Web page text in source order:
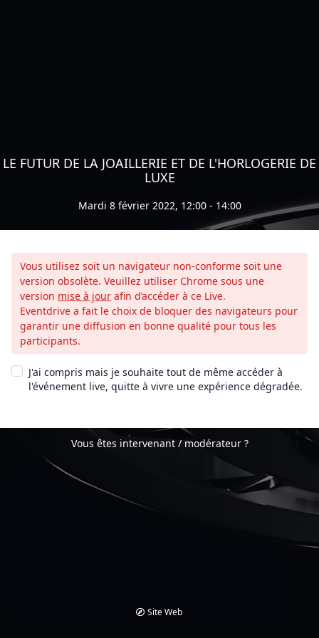
LE FUTUR DE LA JOAILLERIE ET DE L'HORLOGERIE DE
LUXE
Mardi 8 février 2022, 12:00 - 14:00
Vous utilisez soit un navigateur non-conforme soit une
version obsolète. Veuillez utiliser Chrome sous une
version mise à jour afin d’accéder à ce Live.
Eventdrive a fait le choix de bloquer des navigateurs pour
garantir une diffusion en bonne qualité pour tous les
participants.
J'ai compris mais je souhaite tout de même accéder à
l'événement live, quitte à vivre une expérience dégradée.
Vous êtes intervenant / modérateur ?
Site Web